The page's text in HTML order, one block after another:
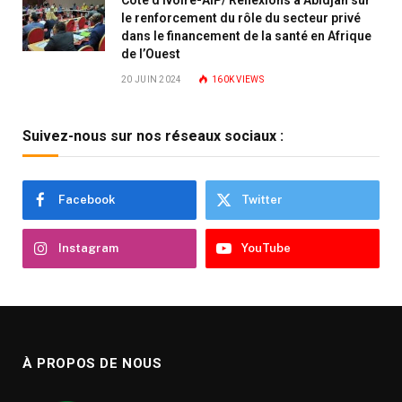
le renforcement du rôle du secteur privé
dans le financement de la santé en Afrique
de l’Ouest
20 JUIN 2024 160KVIEWS
Suivez-nous sur nos réseaux sociaux :
Facebook Twitter
Instagram YouTube
À PROPOS DE NOUS